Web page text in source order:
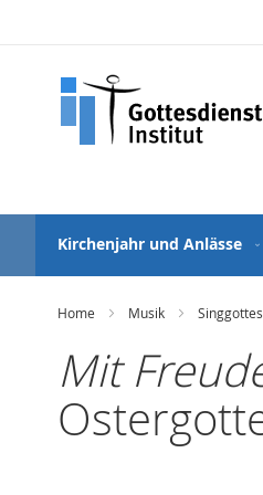
Kirchenjahr und Anlässe
Home Musik
Mit